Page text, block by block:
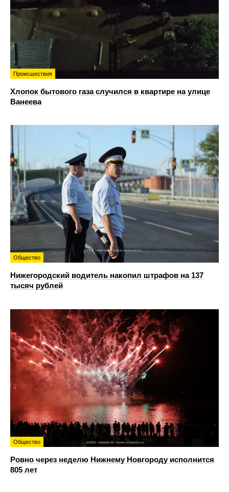
Происшествия
Хлопок бытового газа случился в квартире на улице
Ванеева
Общество
Нижегородский водитель накопил штрафов на 137
тысяч рублей
Общество
Ровно через неделю Нижнему Новгороду исполнится
805 лет